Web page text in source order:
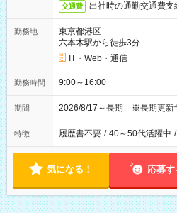
交通費 出社時の通勤交通費支
勤務地
東京都港区
六本木駅から徒歩3分
IT・Web・通信
勤務時間 9:00～16:00
期間 2026/8/17～長期 ※長期更新
特徴 履歴書不要 / 40～50代活躍中 /
気になる！ 応募す